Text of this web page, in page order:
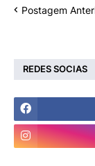
Postagem
REDES SOCIAS